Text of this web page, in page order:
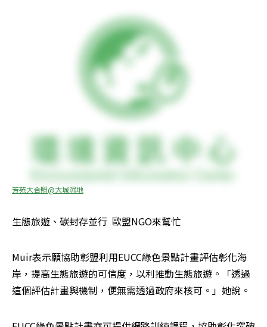
芳苑大合照@大城濕地
生態旅遊、碳封存並行  歐盟NGO來幫忙
Muir表示願協助彰盟利用EUCC綠色景點計畫評估彰化海
岸，提高生態旅遊的可信度，以利推動生態旅遊。「透過
這個評估計畫與機制，便無需透過政府來核可。」她說。